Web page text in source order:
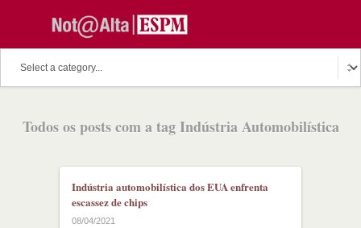
Todos os posts com a tag Indústria Automobilística
Indústria automobilística dos EUA enfrenta
escassez de chips
08/04/2021